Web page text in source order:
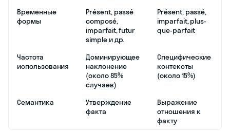
Временные
формы
Présent, passé
composé,
imparfait, futur
simple и др.
Présent, passé,
imparfait, plus-
que-parfait
Частота
использования
Доминирующее
наклонение
(около 85%
случаев)
Специфические
контексты
(около 15%)
Семантика
Утверждение
факта
Выражение
отношения к
факту